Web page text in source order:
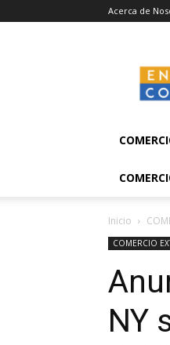
Acerca de
y
Inicio
COMERCIO
NY